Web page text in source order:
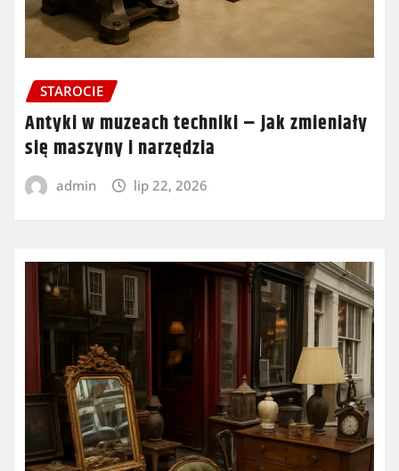
STAROCIE
Antyki w muzeach techniki – jak zmieniały
się maszyny i narzędzia
admin lip 22, 2026